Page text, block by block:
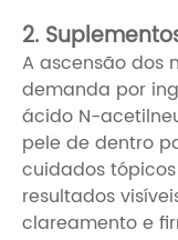
2.
A ascensão dos
demanda por
ácido N-
pele de dentro
cuidados
resultados
clareamento e